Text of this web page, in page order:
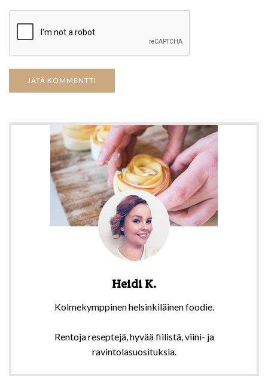
Heidi K.
Kolmekymppinen helsinkiläinen foodie.
Rentoja reseptejä, hyvää fiilistä, viini- ja
ravintolasuosituksia.